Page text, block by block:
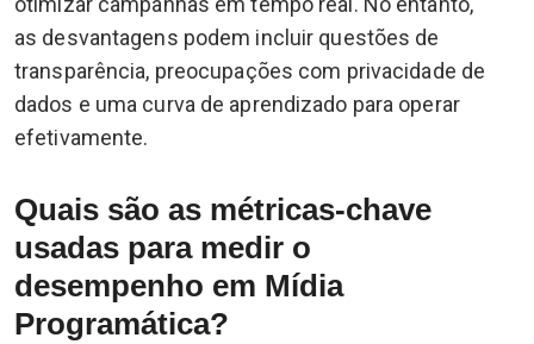
as desvantagens podem incluir questões de
transparência, preocupações com privacidade de
dados e uma curva de aprendizado para operar
efetivamente.
Quais são as métricas-chave
usadas para medir o
desempenho em Mídia
Programática?